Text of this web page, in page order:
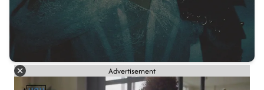
Advertisement